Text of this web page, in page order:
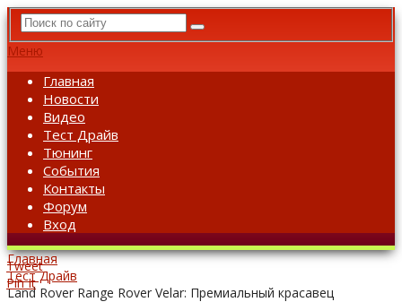
Меню
Главная
Новости
Видео
Тест Драйв
Тюнинг
События
Контакты
Форум
Вход
Главная
Тест Драйв
Land Rover Range Rover Velar: Премиальный красавец
Tweet
Pin It